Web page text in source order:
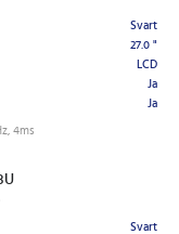
Svart
27.0 "
LCD
Ja
Ja
4ms
Svart